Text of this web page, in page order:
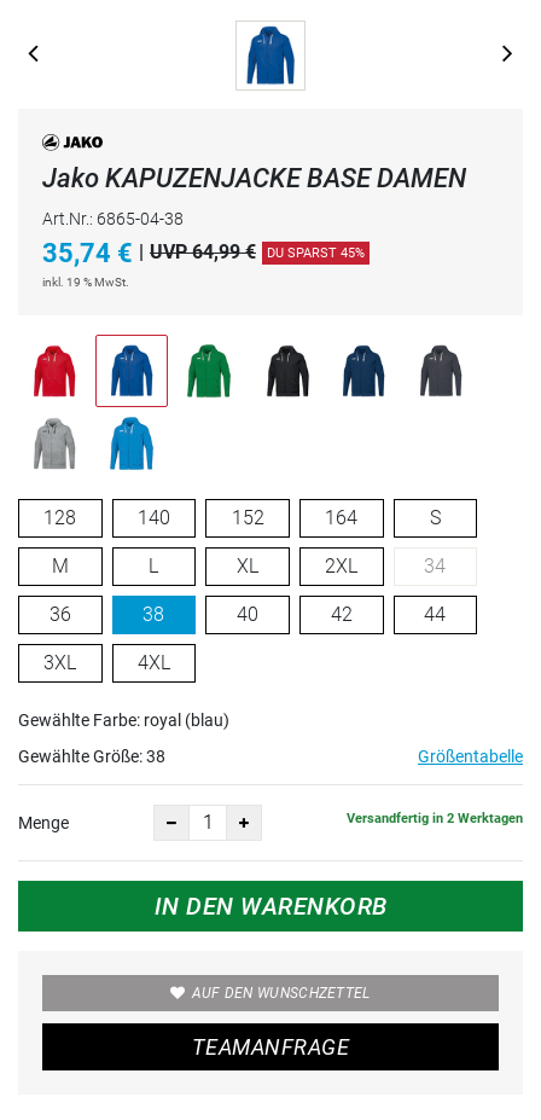
Jako KAPUZENJACKE BASE DAMEN
Art.Nr.: 6865-04-38
35,74 € UVP 64,99 € DU SPARST 45%
inkl. 19 % MwSt.
128 140 152 164 S
M L XL 2XL 34
36 38 40 42 44
3XL 4XL
Gewählte Farbe: royal (blau)
Gewählte Größe:38 Größentabelle
Menge Versandfertig in 2 Werktagen
IN DEN WARENKORB
AUF DEN WUNSCHZETTEL
TEAMANFRAGE